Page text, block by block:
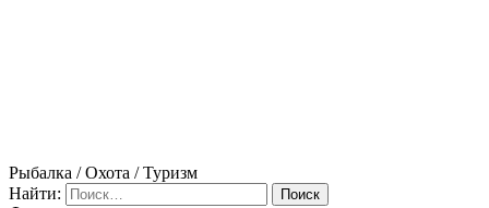
Рыбалка / Охота / Туризм
Найти: